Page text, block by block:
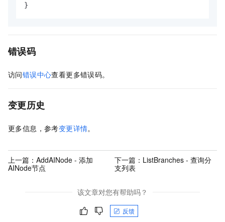
}
错误码
访问错误中心查看更多错误码。
变更历史
更多信息，参考变更详情。
上一篇： AddAINode - 添加
AINode节点
下一篇： ListBranches - 查询分
支列表
该文章对您有帮助吗？
反馈